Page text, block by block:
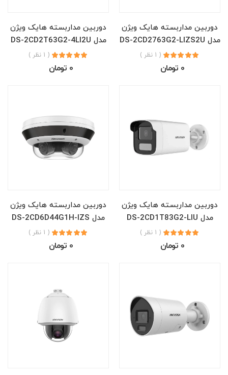
دوربین مداربسته هایک ویژن
مدل DS-2CD2763G2-LIZS2U
( 1 نظر )
0 تومان
دوربین مداربسته هایک ویژن
مدل DS-2CD2T63G2-4LI2U
( 1 نظر )
0 تومان
دوربین مداربسته هایک ویژن
مدل DS-2CD1T83G2-LIU
( 1 نظر )
0 تومان
دوربین مداربسته هایک ویژن
مدل DS-2CD6D44G1H-IZS
( 1 نظر )
0 تومان